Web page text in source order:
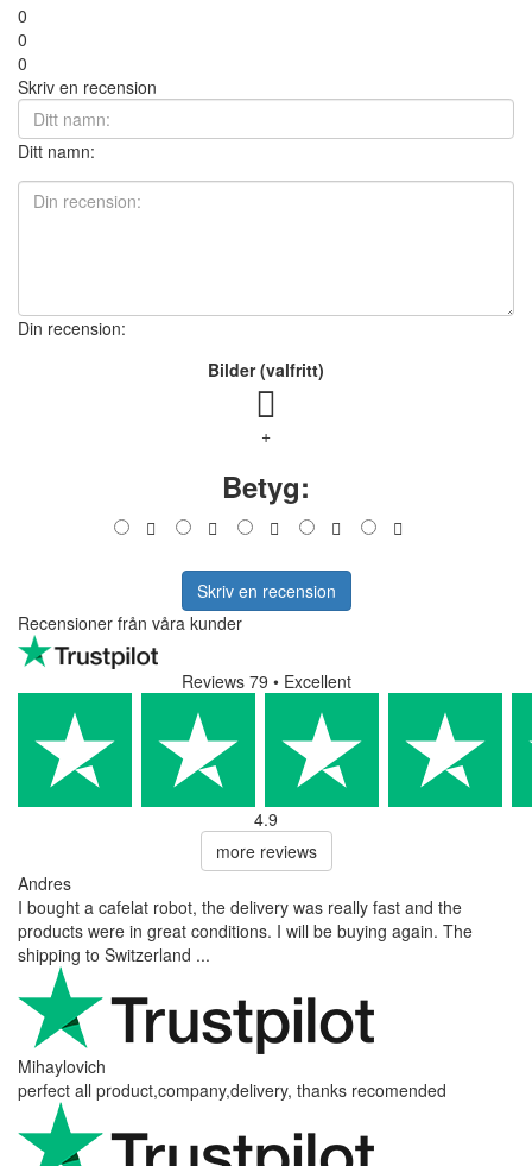
0
0
0
Skriv en recension
Ditt namn:
Din recension:
Bilder (valfritt)
+
Betyg:
Skriv en recension
Recensioner från våra kunder
Reviews 79 • Excellent
4.9
more reviews
Andres
I bought a cafelat robot, the delivery was really fast and the
products were in great conditions. I will be buying again. The
shipping to Switzerland ...
Mihaylovich
perfect all product,company,delivery, thanks recomended